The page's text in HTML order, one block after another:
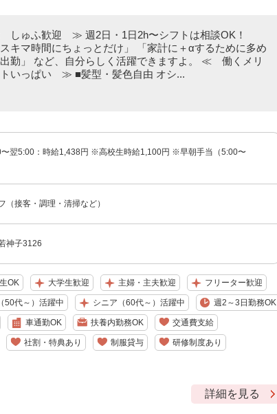
ゅふ歓迎 ≫ 週2日・1日2h〜シフトは相談OK！
スキマ時間にちょっとだけ」 「家計に＋αするために多め
勤」 など、自分らしく活躍できますよ。 ≪ 働くメリ
トいっぱい ≫ ■髪型・髪色自由 オシ...
翌5:00：時給1,438円 ※高校生時給1,100円 ※早朝手当（5:00〜
（接客・調理・清掃など）
神子3126
OK 大学生歓迎 主婦・主夫歓迎 フリーター歓迎
50代～）活躍中 シニア（60代～）活躍中 週2～3日勤務OK
車通勤OK 扶養内勤務OK 交通費支給
社割・特典あり 制服貸与 研修制度あり
詳細を見る